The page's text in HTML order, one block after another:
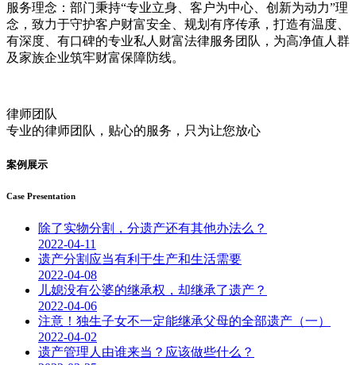
服务理念：部门秉持“专业立身、客户为中心、创新为动力”理
念，致力于守护客户财富安全、规划有序传承，打造有温度、
有深度、有口碑的专业私人财富法律服务团队，为高净值人群
及家族企业筑牢财富保障防线。
律师团队
专业的律师团队，贴心的服务，只为让您放心
案例展示
Case Presentation
除了实物分割，分遗产还有其他办法么？
2022-04-11
遗产分割应当有利于生产和生活需要
2022-04-08
儿媳没有公婆的继承权，却继承了遗产？
2022-04-06
注意！独生子女不一定能继承父母的全部遗产（一）
2022-04-02
遗产管理人由谁来当？应该做些什么？